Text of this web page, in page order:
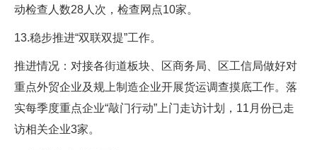
动检查人数28人次，检查网点10家。
13.稳步推进“双联双提”工作。
推进情况：对接各街道板块、区商务局、区工信局做好对
重点外贸企业及规上制造企业开展货运调查摸底工作。落
实每季度重点企业“敲门行动”上门走访计划，11月份已走
访相关企业3家。